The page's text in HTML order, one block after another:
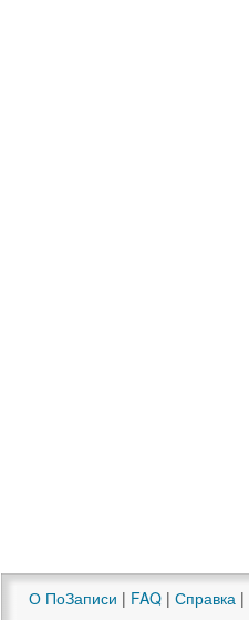
О ПоЗаписи | FAQ | Справка |